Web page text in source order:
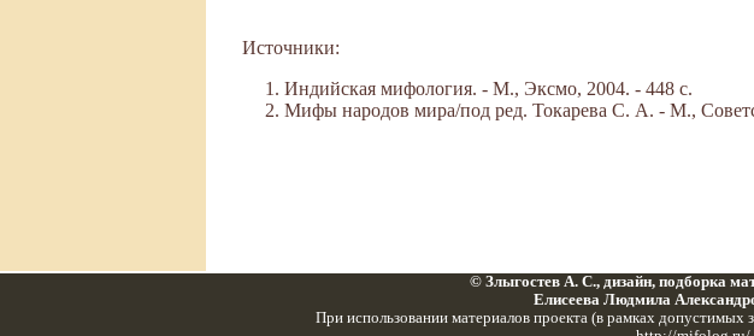
Источники:
Индийская мифология. - М., Эксмо, 2004. - 448 с.
Мифы народов мира/под ред. Токарева С. А. - М.,
© Злыгостев А. С., дизайн, подборка
Елисеева Людмила
При использовании материалов проекта (в рамках допустимых